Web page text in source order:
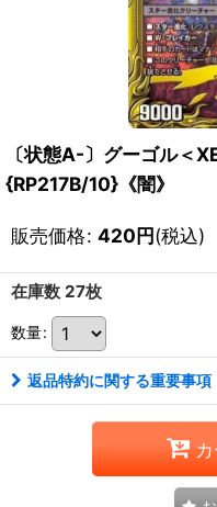
〔状態A-〕グーゴル＜
{RP217B/10}《闇》
販売価格: 420円(税込)
在庫数 27枚
数量:
返品特約に関する重要事項